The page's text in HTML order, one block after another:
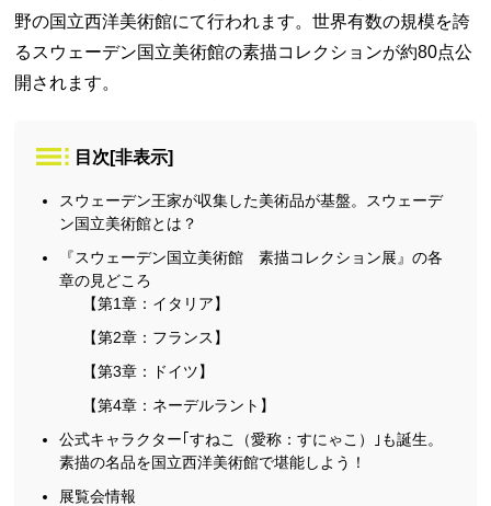
野の国立西洋美術館にて行われます。世界有数の規模を誇
るスウェーデン国立美術館の素描コレクションが約80点公
開されます。
目次 [非表示]
スウェーデン王家が収集した美術品が基盤。スウェーデ
ン国立美術館とは？
『スウェーデン国立美術館 素描コレクション展』の各
章の見どころ
【第1章：イタリア】
【第2章：フランス】
【第3章：ドイツ】
【第4章：ネーデルラント】
公式キャラクター｢すねこ（愛称：すにゃこ）｣も誕生。
素描の名品を国立西洋美術館で堪能しよう！
展覧会情報